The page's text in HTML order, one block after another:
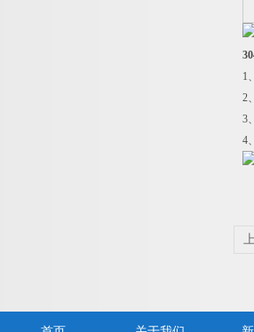
1
2
3
4